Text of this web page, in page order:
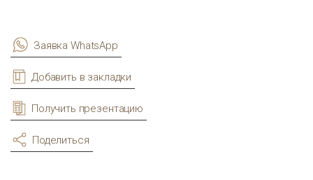
Заявка WhatsApp
Добавить в закладки
Получить презентацию
Поделиться